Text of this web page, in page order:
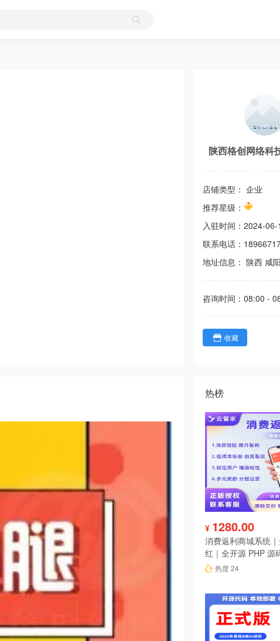
陕西格创网络科
店铺类型： 企业
推荐星级：
入驻时间： 2024-06-
联系电话：
地址信息： 陕西 咸
咨询时间： 08:00 -
收藏
热榜
¥ 1280.00
消费返利商城系统
红｜全开源 PHP 源
热度 24